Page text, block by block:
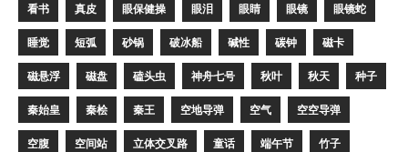
看书 真皮 眼保健操 眼泪 眼睛 眼镜 眼镜蛇
睡觉 短弧 砂锅 破冰船 碱性 碳钟 磁卡
磁悬浮 磁盘 磕头虫 神舟七号 秋叶 秋天 种子
秦始皇 秦桧 秦王 空地导弹 空气 空空导弹
空腹 空间站 立体交叉路 童话 端午节 竹子